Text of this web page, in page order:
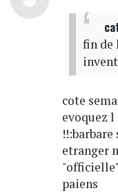
fin de
cote
evoquez
etranger
paiens